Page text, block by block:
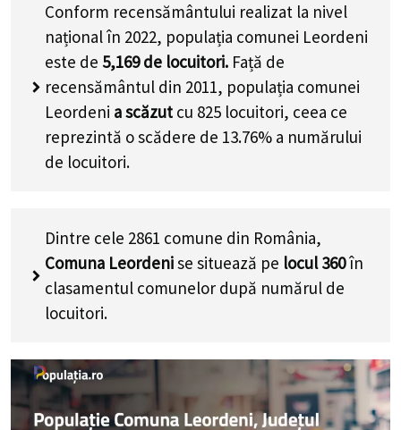
Conform recensământului realizat la nivel
național în 2022, populația comunei Leordeni
este de 5,169de locuitori. Față de
recensământul din 2011, populația comunei
Leordeni a scăzut cu 825 locuitori, ceea ce
reprezintă o scădere de 13.76% a numărului
de locuitori.
Dintre cele 2861 comune din România,
Comuna Leordenise situează pe locul 360în
clasamentul comunelor după numărul de
locuitori.